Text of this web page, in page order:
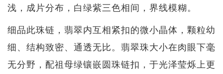
浅，成片分布，白绿紫三色相间，界线模糊。
细品此珠链，翡翠内互相紧扣的微小晶体，颗粒幼
细、结构致密、通透无比。翡翠珠大小在肉眼下毫
无分野，配祖母绿镶嵌圆珠链扣，于光泽莹烁上更